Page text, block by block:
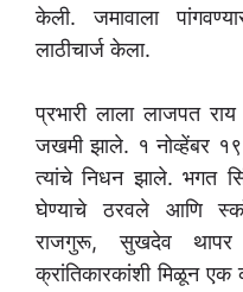
केली. जमावाला
लाठीचार्ज केला.
प्रभारी लाला लाजपत
जखमी झाले. १ नोव्हेंबर
त्यांचे निधन झाले. भगत
घेण्याचे ठरवले आणि
राजगुरू, सुखदेव
क्रांतिकारकांशी मिळून